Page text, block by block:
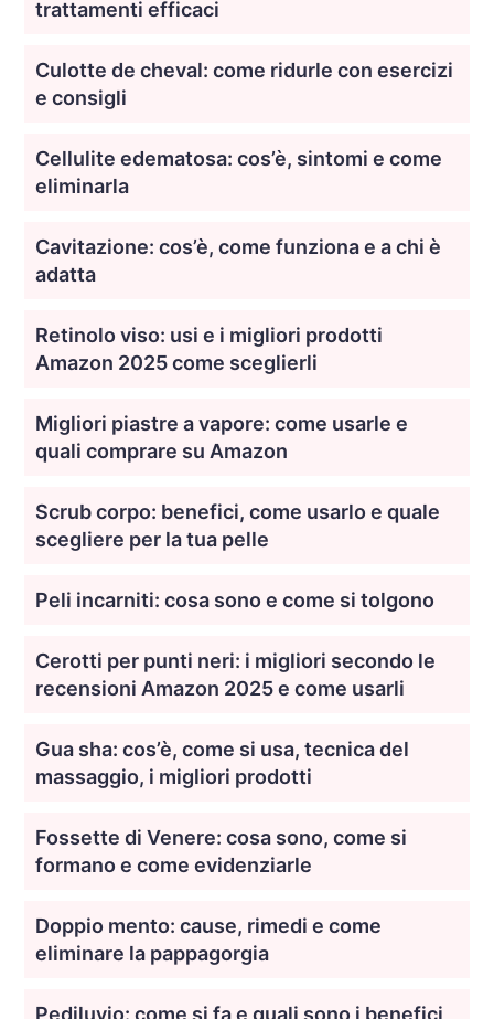
trattamenti efficaci
Culotte de cheval: come ridurle con esercizi
e consigli
Cellulite edematosa: cos’è, sintomi e come
eliminarla
Cavitazione: cos’è, come funziona e a chi è
adatta
Retinolo viso: usi e i migliori prodotti
Amazon 2025 come sceglierli
Migliori piastre a vapore: come usarle e
quali comprare su Amazon
Scrub corpo: benefici, come usarlo e quale
scegliere per la tua pelle
Peli incarniti: cosa sono e come si tolgono
Cerotti per punti neri: i migliori secondo le
recensioni Amazon 2025 e come usarli
Gua sha: cos’è, come si usa, tecnica del
massaggio, i migliori prodotti
Fossette di Venere: cosa sono, come si
formano e come evidenziarle
Doppio mento: cause, rimedi e come
eliminare la pappagorgia